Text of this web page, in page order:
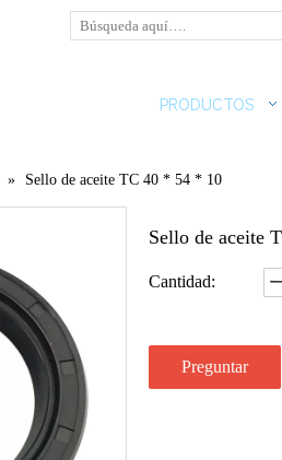
PRODUCTOS
» Sello de aceite TC 40 * 54 * 10
Sello de aceite
Cantidad:
Preguntar